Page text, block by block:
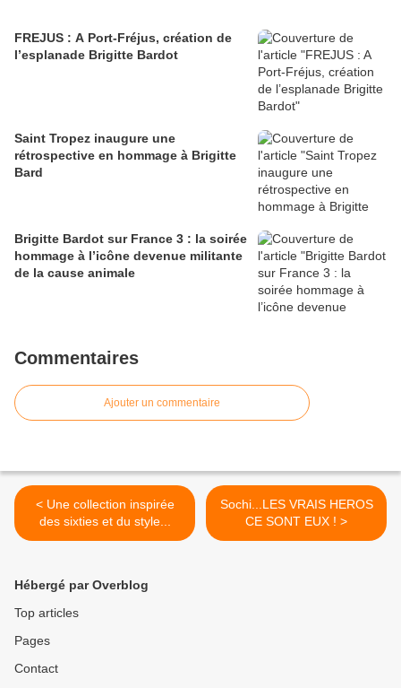
FREJUS : A Port-Fréjus, création de
l’esplanade Brigitte Bardot
Saint Tropez inaugure une
rétrospective en hommage à Brigitte
Bard
Brigitte Bardot sur France 3 : la soirée
hommage à l’icône devenue militante
de la cause animale
Commentaires
Ajouter un commentaire
< Une collection inspirée
des sixties et du style...
Sochi...LES VRAIS HEROS
CE SONT EUX ! >
Hébergé par Overblog
Top articles
Pages
Contact